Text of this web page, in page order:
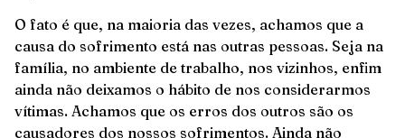
O fato é que, na maioria das vezes, achamos que a
causa do sofrimento está nas outras pessoas. Seja na
família, no ambiente de trabalho, nos vizinhos, enfim
ainda não deixamos o hábito de nos considerarmos
vítimas. Achamos que os erros dos outros são os
causadores dos nossos sofrimentos. Ainda não